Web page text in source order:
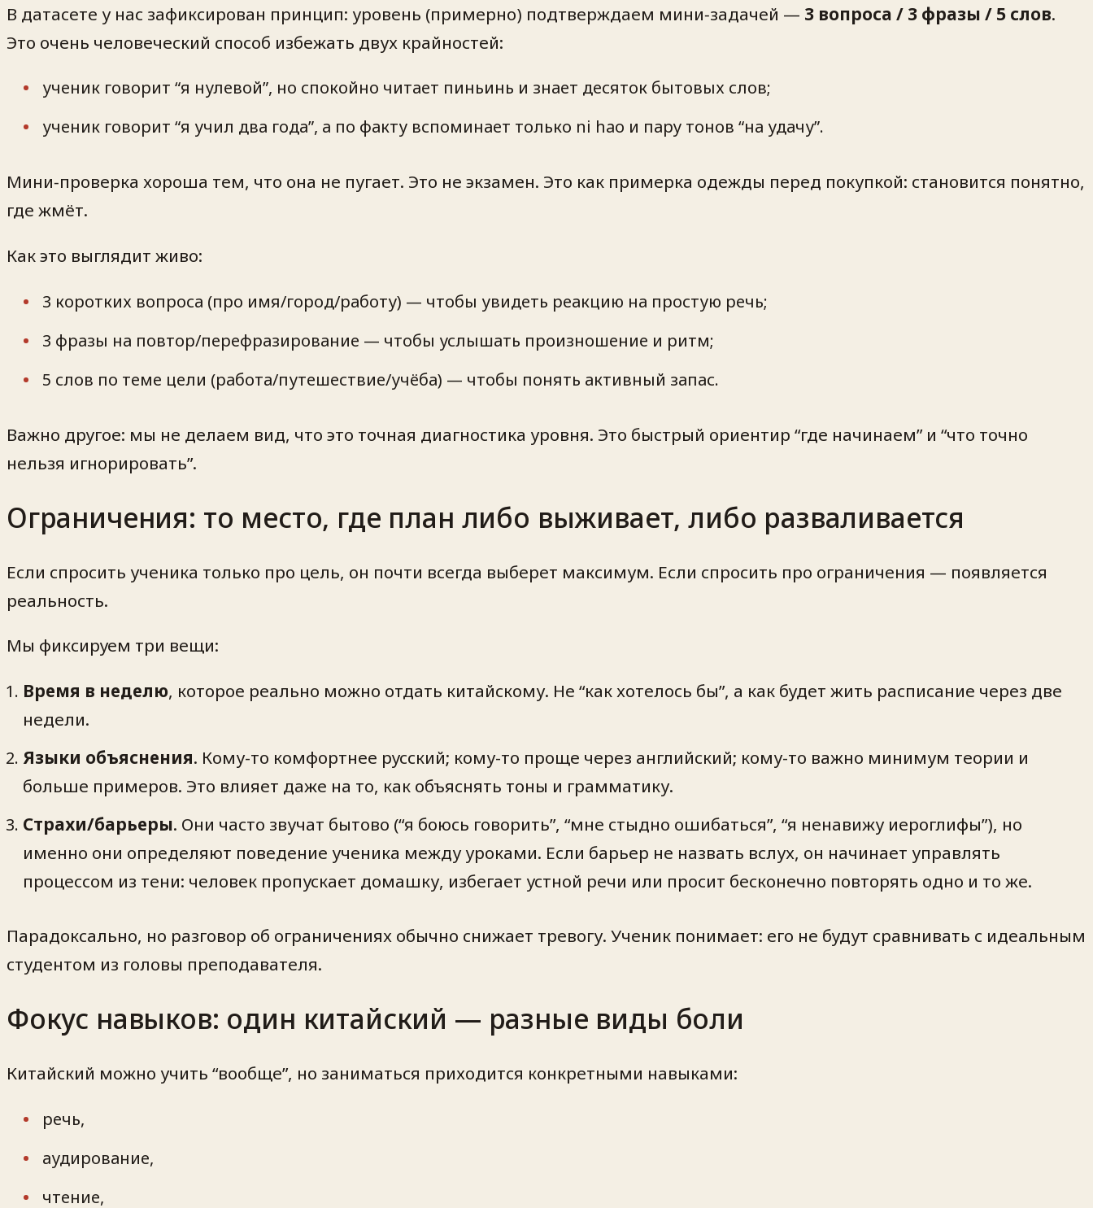
В датасете у нас зафиксирован принцип: уровень (примерно) подтверждаем мини‑задачей — 3 вопроса / 3 фразы / 5 слов.
Это очень человеческий способ избежать двух крайностей:
ученик говорит “я нулевой”, но спокойно читает пиньинь и знает десяток бытовых слов;
ученик говорит “я учил два года”, а по факту вспоминает только ni hao и пару тонов “на удачу”.
Мини‑проверка хороша тем, что она не пугает. Это не экзамен. Это как примерка одежды перед покупкой: становится понятно,
где жмёт.
Как это выглядит живо:
3 коротких вопроса (про имя/город/работу) — чтобы увидеть реакцию на простую речь;
3 фразы на повтор/перефразирование — чтобы услышать произношение и ритм;
5 слов по теме цели (работа/путешествие/учёба) — чтобы понять активный запас.
Важно другое: мы не делаем вид, что это точная диагностика уровня. Это быстрый ориентир “где начинаем” и “что точно
нельзя игнорировать”.
Ограничения: то место, где план либо выживает, либо разваливается
Если спросить ученика только про цель, он почти всегда выберет максимум. Если спросить про ограничения — появляется
реальность.
Мы фиксируем три вещи:
Время в неделю, которое реально можно отдать китайскому. Не “как хотелось бы”, а как будет жить расписание через две
недели.
Языки объяснения. Кому-то комфортнее русский; кому-то проще через английский; кому-то важно минимум теории и
больше примеров. Это влияет даже на то, как объяснять тоны и грамматику.
Страхи/барьеры. Они часто звучат бытово (“я боюсь говорить”, “мне стыдно ошибаться”, “я ненавижу иероглифы”), но
именно они определяют поведение ученика между уроками. Если барьер не назвать вслух, он начинает управлять
процессом из тени: человек пропускает домашку, избегает устной речи или просит бесконечно повторять одно и то же.
Парадоксально, но разговор об ограничениях обычно снижает тревогу. Ученик понимает: его не будут сравнивать с идеальным
студентом из головы преподавателя.
Фокус навыков: один китайский — разные виды боли
Китайский можно учить “вообще”, но заниматься приходится конкретными навыками:
речь,
аудирование,
чтение,